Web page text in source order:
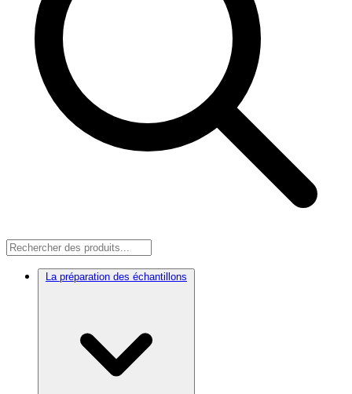
La préparation des échantillons